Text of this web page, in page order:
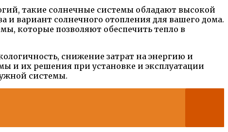
такие солнечные системы обладают высокой
вариант солнечного отопления для вашего дома.
которые позволяют обеспечить тепло в
снижение затрат на энергию и
и их решения при установке и эксплуатации
системы.